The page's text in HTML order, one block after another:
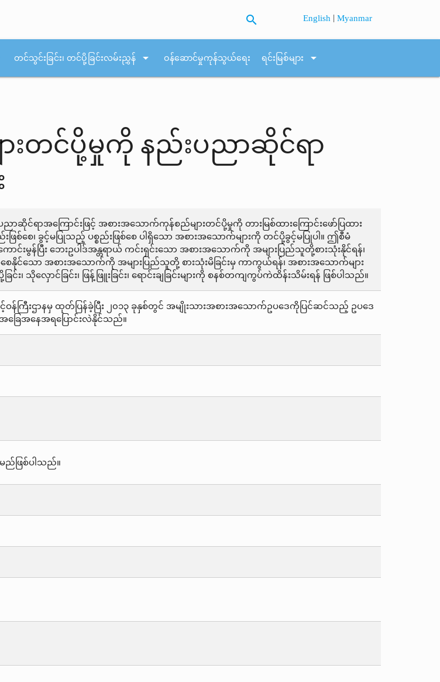
search English |Myanmar
တင်သွင်းခြင်း၊ တင်ပို့ခြင်းလမ်းညွှန် arrow_drop_down ဝန်ဆောင်မှုကုန်သွယ်ရေး ရင်းမြစ်များ arrow_drop_down
းတင်ပို့မှုကို နည်းပညာဆိုင်ရာ
င်ရာအကြောင်းဖြင့် အစားအသောက်ကုန်စည်များတင်ပို့မှုကို တားမြစ်ထားကြောင်းဖော်ပြထား
စေ၊ ခွင့်မပြုသည့် ပစ္စည်းဖြစ်စေ ပါရှိသော အစားအသောက်များကို တင်ပို့ခွင့်မပြုပါ။ ဤစီမံ
မွန်ပြီး ဘေးဥပါဒ်အန္တရာယ် ကင်းရှင်းသော အစားအသောက်ကို အများပြည်သူတို့စားသုံးနိုင်ရန်၊
စေနိုင်သော အစားအသောက်ကို အများပြည်သူတို့ စားသုံးမိခြင်းမှ ကာကွယ်ရန်၊ အစားအသောက်များ
သိုလှောင်ခြင်း၊ ဖြန့်ဖြူးခြင်း၊ ရောင်းချခြင်းများကို စနစ်တကျကွပ်ကဲထိန်းသိမ်းရန် ဖြစ်ပါသည်။
ဝန်ကြီးဌာနမှ ထုတ်ပြန်ခဲ့ပြီး ၂၀၁၃ ခုနှစ်တွင် အမျိုးသားအစားအသောက်ဥပဒေကိုပြင်ဆင်သည့် ဥပဒေ
ေအနေအရပြောင်းလဲနိုင်သည်။
ည်ဖြစ်ပါသည်။